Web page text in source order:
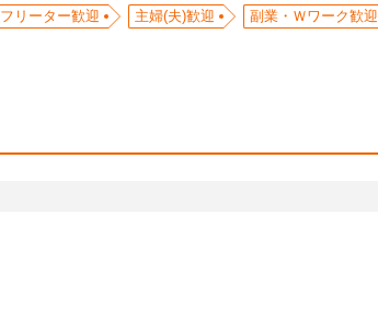
フリーター歓迎 主婦(夫)歓迎 副業・Ｗワーク歓迎